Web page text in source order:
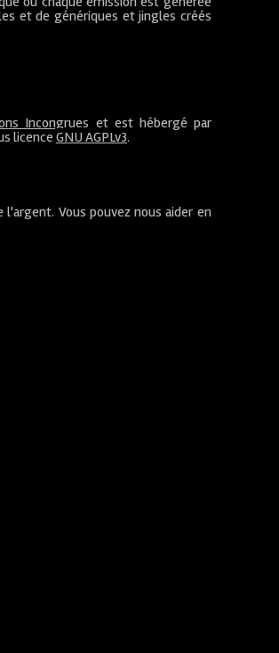
et de génériques et jingles créés
Incongrues et est hébergé par
licenceGNU AGPLv3.
Vous pouvez nous aider en